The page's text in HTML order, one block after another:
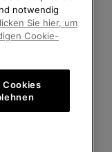
SOREL.
IHR
notwendig
Sie hier, um
Cookie-
Cookies